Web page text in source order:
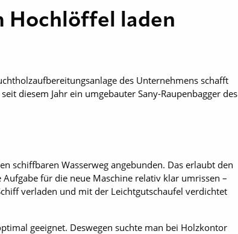
Hochlöffel laden
des Unternehmens schafft
diesem Jahr ein umgebauter Sany-Raupenbagger des
schiffbaren Wasserweg angebunden. Das erlaubt den
für die neue Maschine relativ klar umrissen –
verladen und mit der Leichtgutschaufel verdichtet
geeignet. Deswegen suchte man bei Holzkontor